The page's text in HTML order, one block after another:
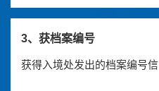
3、获档案编号
获得入境处发出的档案编号信